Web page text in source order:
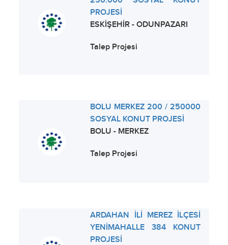
PROJESİ
ESKİŞEHİR - ODUNPAZARI
Talep Projesi
BOLU MERKEZ 200 / 250000
SOSYAL KONUT PROJESİ
BOLU - MERKEZ
Talep Projesi
ARDAHAN İLİ MEREZ İLÇESİ
YENİMAHALLE 384 KONUT
PROJESİ